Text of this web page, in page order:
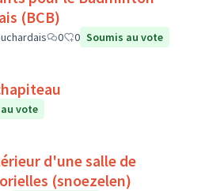
(BCB)
0 0 Soumis au vote
vote
d'une salle de
(snoezelen)